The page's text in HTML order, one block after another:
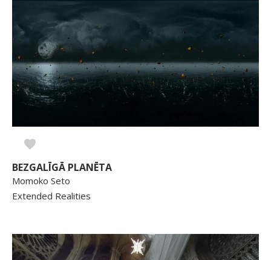
BEZGALĪGĀ PLANĒTA
Momoko Seto
Extended Realities